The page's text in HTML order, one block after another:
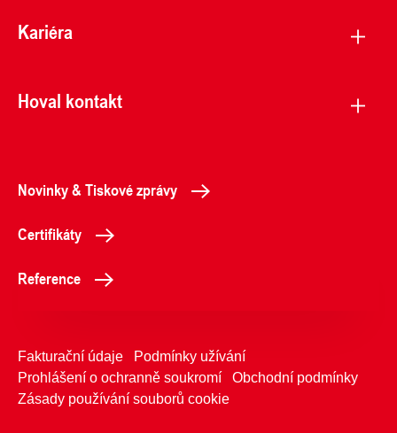
Kariéra
Hoval kontakt
Novinky & Tiskové zprávy
Certifikáty
Reference
Fakturační údaje
Podmínky užívání
Prohlášení o ochranně soukromí
Obchodní podmínky
Zásady používání souborů cookie